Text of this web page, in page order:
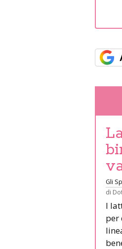
Gli
di
I
per